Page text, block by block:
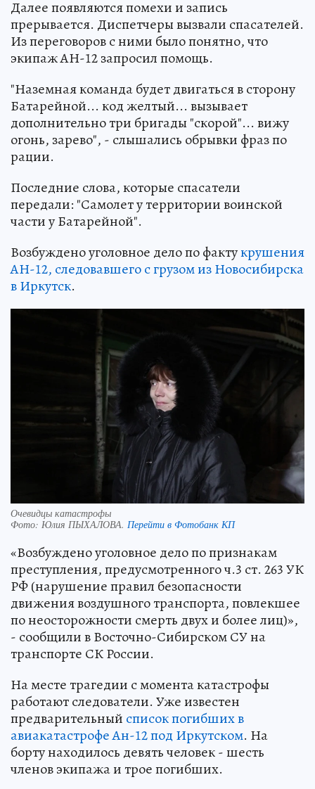
Далее появляются помехи и запись
прерывается. Диспетчеры вызвали спасателей.
Из переговоров с ними было понятно, что
экипаж АН-12 запросил помощь.
"Наземная команда будет двигаться в сторону
Батарейной... код желтый... вызывает
дополнительно три бригады "скорой"... вижу
огонь, зарево", - слышались обрывки фраз по
рации.
Последние слова, которые спасатели
передали: "Самолет у территории воинской
части у Батарейной".
Возбуждено уголовное дело по фактукрушения
АН-12, следовавшего с грузом из Новосибирска
в Иркутск.
Очевидцы катастрофы
Фото: Юлия ПЫХАЛОВА. Перейти в Фотобанк КП
«Возбуждено уголовное дело по признакам
преступления, предусмотренного ч.3 ст. 263 УК
РФ (нарушение правил безопасности
движения воздушного транспорта, повлекшее
по неосторожности смерть двух и более лиц)»,
- сообщили в Восточно-Сибирском СУ на
транспорте СК России.
На месте трагедии с момента катастрофы
работают следователи. Уже известен
предварительный список погибших в
авиакатастрофе Ан-12 под Иркутском. На
борту находилось девять человек - шесть
членов экипажа и трое погибших.